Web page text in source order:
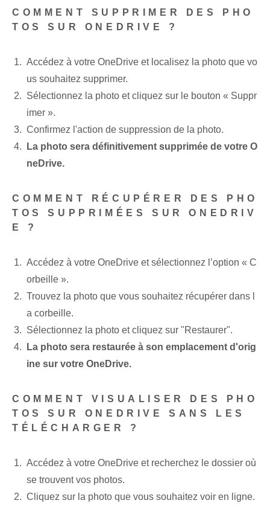
COMMENT SUPPRIMER DES PHO
TOS SUR ONEDRIVE ?
Accédez à votre OneDrive et localisez la photo que vo
us souhaitez supprimer.
Sélectionnez la photo et cliquez sur le bouton « Suppr
imer ».
Confirmez l'action de suppression de la photo.
La photo sera définitivement supprimée de votre O
neDrive.
COMMENT RÉCUPÉRER DES PHO
TOS SUPPRIMÉES SUR ONEDRIV
E ?
Accédez à votre OneDrive et sélectionnez l’option « C
orbeille ».
Trouvez la photo que vous souhaitez récupérer dans l
a corbeille.
Sélectionnez la photo et cliquez sur "Restaurer".
La photo sera restaurée à son emplacement d'orig
ine sur votre OneDrive.
COMMENT VISUALISER DES PHO
TOS SUR ONEDRIVE SANS LES
TÉLÉCHARGER ?
Accédez à votre OneDrive et recherchez le dossier où
se trouvent vos photos.
Cliquez sur la photo que vous souhaitez voir en ligne.